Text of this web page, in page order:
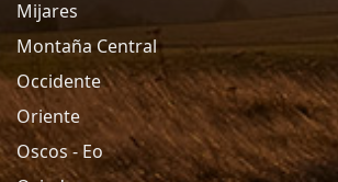
Mijares
Montaña Central
Occidente
Oriente
Oscos - Eo